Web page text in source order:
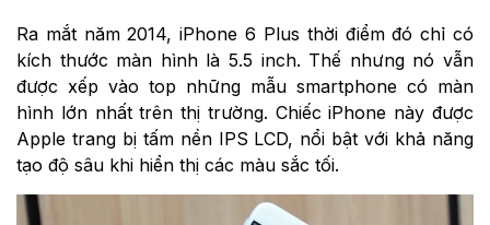
Ra mắt năm 2014, iPhone 6 Plus thời điểm đó chỉ có
kích thước màn hình là 5.5 inch. Thế nhưng nó vẫn
được xếp vào top những mẫu smartphone có màn
hình lớn nhất trên thị trường. Chiếc iPhone này được
Apple trang bị tấm nền IPS LCD, nổi bật với khả năng
tạo độ sâu khi hiển thị các màu sắc tối.